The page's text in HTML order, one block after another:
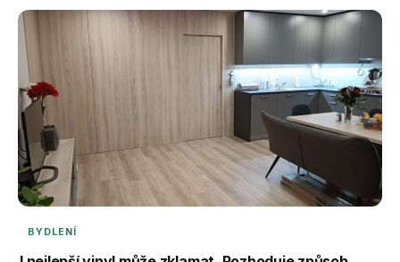
BYDLENÍ